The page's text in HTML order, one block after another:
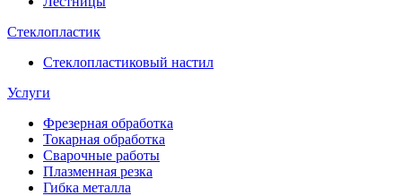
Стеклопластик
Стеклопластиковый настил
Услуги
Фрезерная обработка
Токарная обработка
Сварочные работы
Плазменная резка
Гибка металла